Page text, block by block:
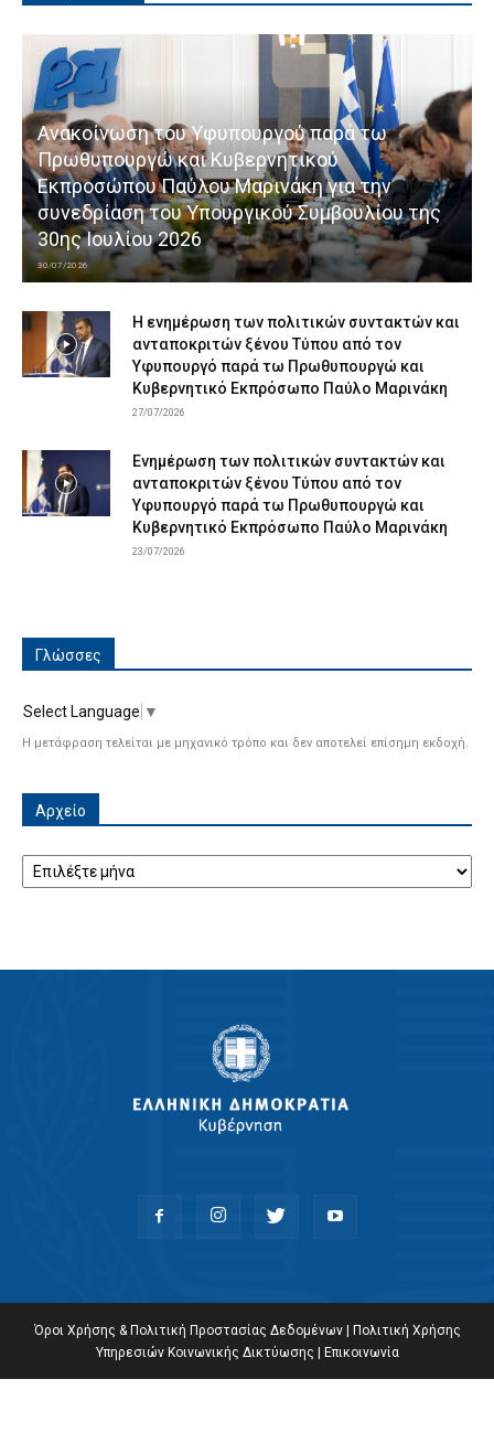
Ανακοίνωση του Υφυπουργού παρά τω
Πρωθυπουργώ και Κυβερνητικού
Εκπροσώπου Παύλου Μαρινάκη για την
συνεδρίαση του Υπουργικού Συμβουλίου της
30ης Ιουλίου 2026
30/07/2026
Η ενημέρωση των πολιτικών συντακτών και
ανταποκριτών ξένου Τύπου από τον
Υφυπουργό παρά τω Πρωθυπουργώ και
Κυβερνητικό Εκπρόσωπο Παύλο Μαρινάκη
27/07/2026
Ενημέρωση των πολιτικών συντακτών και
ανταποκριτών ξένου Τύπου από τον
Υφυπουργό παρά τω Πρωθυπουργώ και
Κυβερνητικό Εκπρόσωπο Παύλο Μαρινάκη
23/07/2026
Γλώσσες
Select Language ▼
Η μετάφραση τελείται με μηχανικό τρόπο και δεν αποτελεί επίσημη εκδοχή.
Αρχείο
Όροι Χρήσης & Πολιτική Προστασίας Δεδομένων|
Πολιτική Χρήσης
Υπηρεσιών Κοινωνικής Δικτύωσης
Επικοινωνία